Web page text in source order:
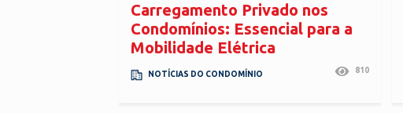
Carregamento Privado nos
Condomínios: Essencial para a
Mobilidade Elétrica
NOTÍCIAS DO CONDOMÍNIO 810